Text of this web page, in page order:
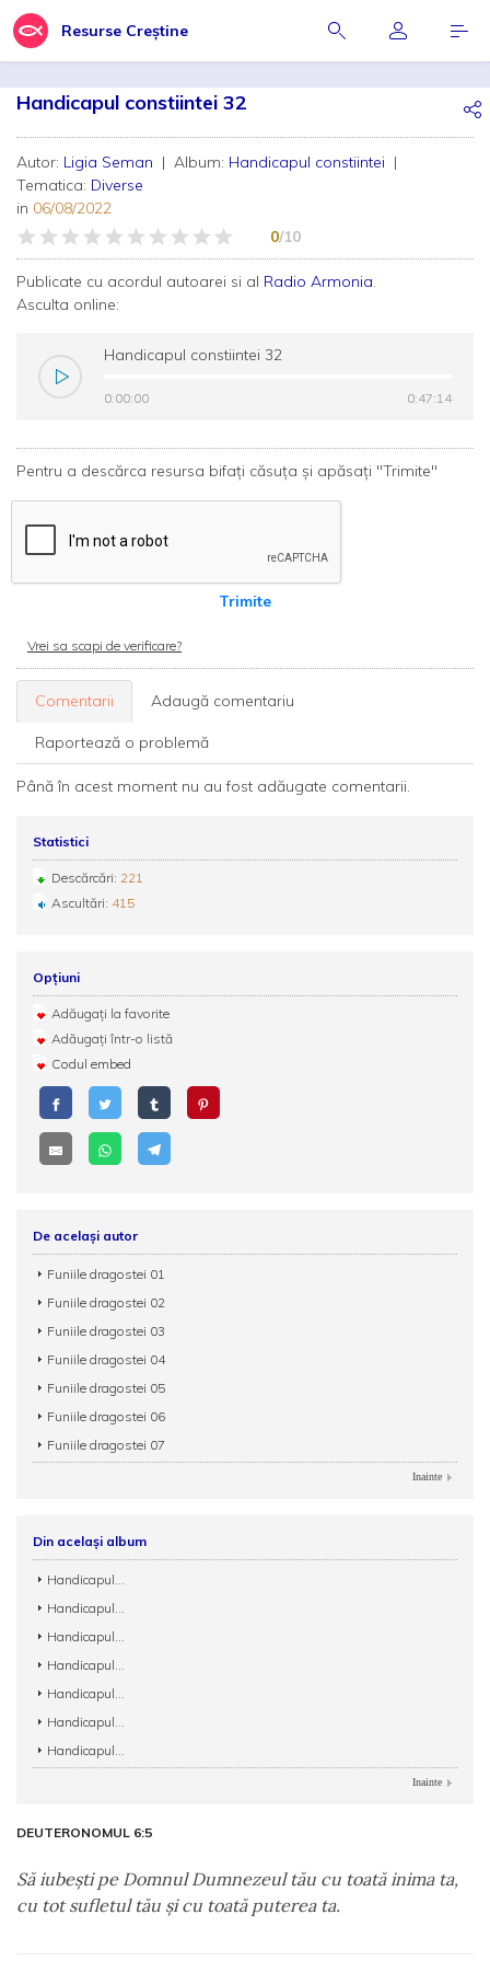
Resurse Creștine
Handicapul constiintei 32
Autor: Ligia Seman | Album: Handicapul constiintei |
Tematica: Diverse
in 06/08/2022
0/10
Publicate cu acordul autoarei si al Radio Armonia.
Asculta online:
Handicapul constiintei 32
0:00:00 0:47:14
0:00:00 0:47:14
Pentru a descărca resursa bifați căsuța și apăsați "Trimite"
Trimite
Vrei sa scapi de verificare?
Comentarii Adaugă comentariu
Raportează o problemă
Până în acest moment nu au fost adăugate comentarii.
Statistici
Descărcări: 221
Ascultări: 415
Opțiuni
Adăugați la favorite
Adăugați într-o listă
Codul embed
De același autor
Funiile dragostei 01
Funiile dragostei 02
Funiile dragostei 03
Funiile dragostei 04
Funiile dragostei 05
Funiile dragostei 06
Funiile dragostei 07
Inainte
Din același album
Handicapul...
Handicapul...
Handicapul...
Handicapul...
Handicapul...
Handicapul...
Handicapul...
Inainte
DEUTERONOMUL 6:5
Să iubeşti pe Domnul Dumnezeul tău cu toată inima ta,
cu tot sufletul tău şi cu toată puterea ta.